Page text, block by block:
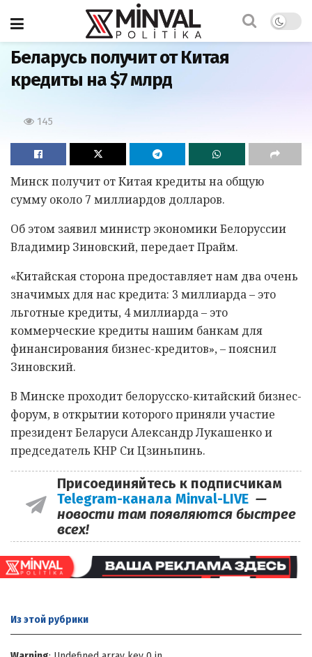
Главная
Беларусь получит от Китая
кредиты на $7 млрд
145
Минск получит от Китая кредиты на общую
сумму около 7 миллиардов долларов.
Об этом заявил министр экономики Белоруссии
Владимир Зиновский, передает Прайм.
«Китайская сторона предоставляет нам два очень
значимых для нас кредита: 3 миллиарда – это
льготные кредиты, 4 миллиарда – это
коммерческие кредиты нашим банкам для
финансирования бизнес-кредитов», – пояснил
Зиновский.
В Минске проходит белорусско-китайский бизнес-
форум, в открытии которого приняли участие
президент Беларуси Александр Лукашенко и
председатель КНР Си Цзиньпинь.
Присоединяйтесь к подписчикам
Telegram-канала Minval-LIVE —
новости там появляются быстрее
всех!
Из этой рубрики